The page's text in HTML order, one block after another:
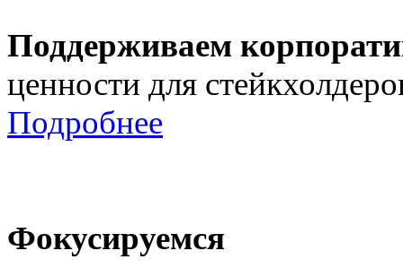
Поддерживаем
ценности для
Подробнее
Фокусируемся